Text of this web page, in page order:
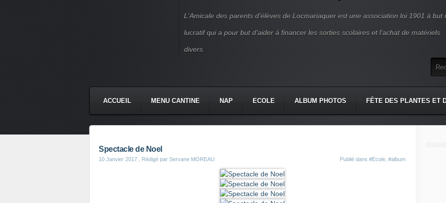
L'Amicale des parents d'élèves de Locmariaquer est une association loi 1901 à but
lucratif qui a pour but d'aider à financer les sorties scolaires et l'achat de matériels
divers.
ACCUEIL MENU CANTINE NAP ECOLE ALBUM PHOTOS FÊTE DES PLANTES ET
Spectacle de Noel
10 Janvier 2017 , Rédigé par Servane MOREAU Publié dans #Ecole #album